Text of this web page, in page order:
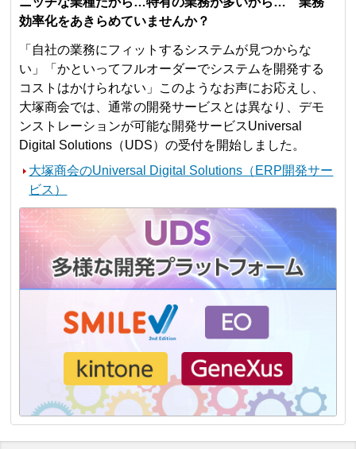
効率化をあきらめていませんか？
「自社の業務にフィットするシステムが見つからな
い」「かといってフルオーダーでシステムを開発する
コストはかけられない」このようなお声にお応えし、
大塚商会では、通常の開発サービスとは異なり、デモ
ンストレーションが可能な開発サービスUniversal
Digital Solutions（UDS）の受付を開始しました。
大塚商会のUniversal Digital Solutions（ERP開発サー
ビス）